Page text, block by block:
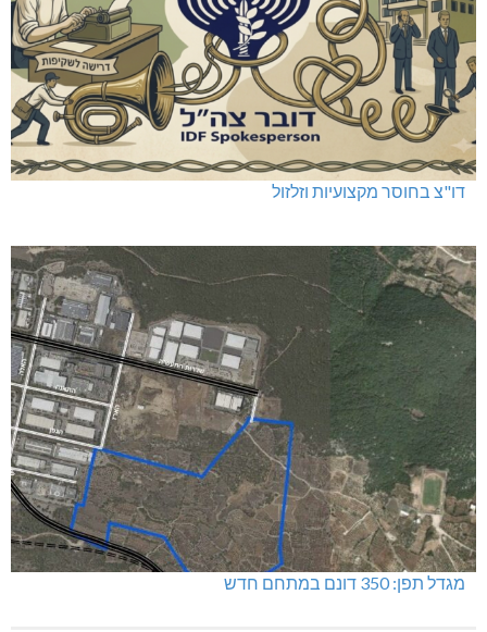
דו"צ בחוסר מקצועיות וזלזול
מגדל תפן: 350 דונם במתחם חדש